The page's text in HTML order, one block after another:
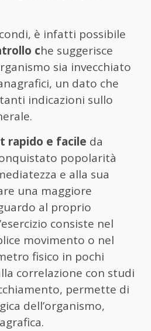
è infatti possibile
che suggerisce
sia invecchiato
un dato che
indicazioni sullo
rapido e facile da
popolarità
e alla sua
una maggiore
al proprio
consiste nel
movimento o nel
fisico in pochi
correlazione con studi
permette di
dell’organismo,